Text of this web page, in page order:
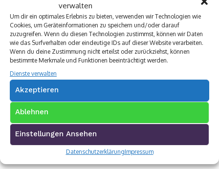
verwalten
Um dir ein optimales Erlebnis zu bieten, verwenden wir Technologien wie
Cookies, um Geräteinformationen zu speichern und/oder darauf
zuzugreifen. Wenn du diesen Technologien zustimmst, können wir Daten
wie das Surfverhalten oder eindeutige IDs auf dieser Website verarbeiten.
Wenn du deine Zustimmung nicht erteilst oder zurückziehst, können
bestimmte Merkmale und Funktionen beeinträchtigt werden.
Dienste verwalten
Akzeptieren
Ablehnen
Einstellungen Ansehen
DatenschutzerklärungImpressum